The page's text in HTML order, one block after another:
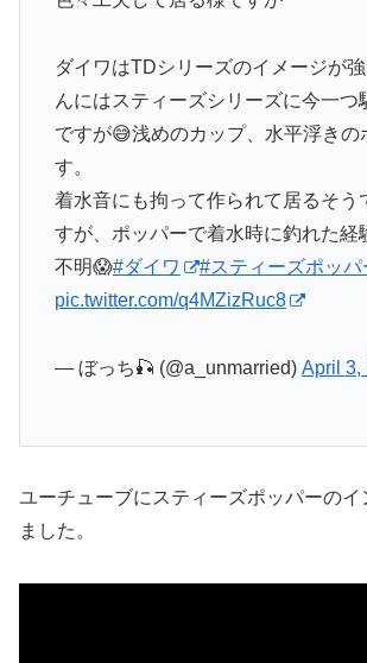
ダイワはTDシリーズのイメージが
んにはスティーズシリーズに今一つ
ですが😅浅めのカップ、水平浮きの
す。
着水音にも拘って作られて居るそう
すが、ポッパーで着水時に釣れた経
不明😱#ダイワ
#スティーズポッパ
pic.twitter.com/q4MZizRuc8
— ぼっち🎣 (@a_unmarried) April 3,
ユーチューブにスティーズポッパーのイ
ました。